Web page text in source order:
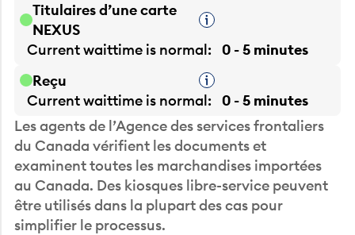
Titulaires d’une carte
NEXUS
Infobulle
Current waittime is normal
0 - 5 minutes
Reçu
Infobulle
Current waittime is normal
0 - 5 minutes
Les agents de l’Agence des services frontaliers
du Canada vérifient les documents et
examinent toutes les marchandises importées
au Canada. Des kiosques libre-service peuvent
être utilisés dans la plupart des cas pour
simplifier le processus.